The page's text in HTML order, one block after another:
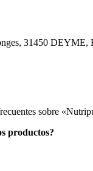
31450 DEYME,
sobre
productos?